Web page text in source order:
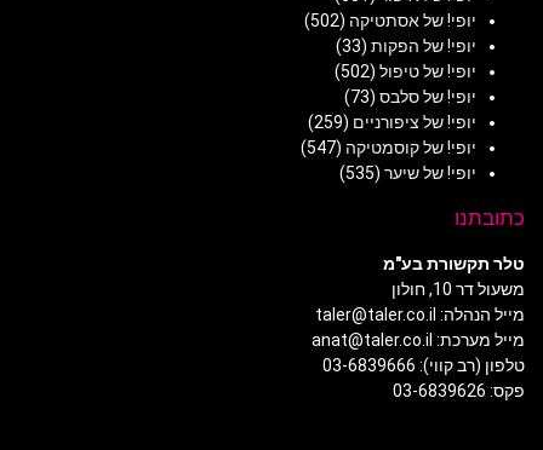
יופי! של אסתטיקה (502)
יופי! של הפקות (33)
יופי! של טיפול (502)
יופי! של סלבס (73)
יופי! של ציפורניים (259)
יופי! של קוסמטיקה (547)
יופי! של שיער (535)
כתובתנו
טלר תקשורת בע"מ
משעול דר 10, חולון
מייל הנהלה: taler@taler.co.il
מייל מערכת: anat@taler.co.il
טלפון (רב קווי): 03-6839666
פקס: 03-6839626